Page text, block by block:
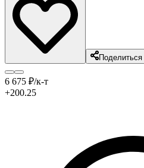
Поделиться
6 675 ₽/к-т
+200.25